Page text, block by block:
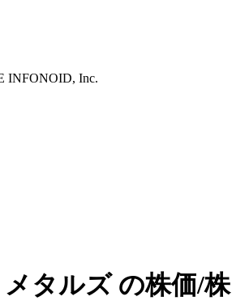
INFONOID, Inc.
タルズ の株価/株